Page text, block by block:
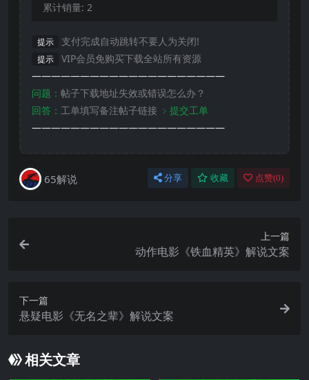
累计销量: 2
提示 支付完成自动跳转不要人为关闭!
提示
VIP会员免购买下载全站所有资源
————————————————————
问题： 帖子下载地址失效或错误怎么办？
回答： 工单填写备注帖子链接 ﹥提交工单
————————————————————
65解说 分享 收藏 点赞(0)
上一篇
动作电影《铁血精英》解说文案
下一篇
悬疑电影《无名之辈》解说文案
相关文章